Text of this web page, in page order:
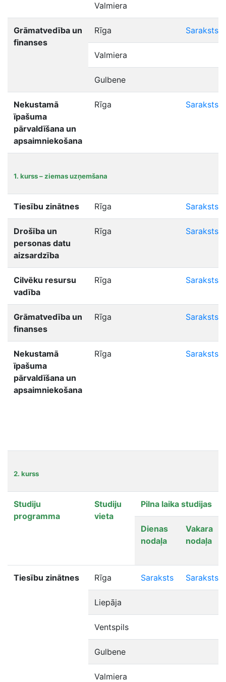
Valmiera
Grāmatvedība un
finanses
Rīga Saraksts
Valmiera
Gulbene
Nekustamā
īpašuma
pārvaldīšana un
apsaimniekošana
Rīga Saraksts
1. kurss – ziemas uzņemšana
Tiesību zinātnes Rīga Saraksts
Drošība un
personas datu
aizsardzība
Rīga Saraksts
Cilvēku resursu
vadība
Rīga Saraksts
Grāmatvedība un
finanses
Rīga Saraksts
Nekustamā
īpašuma
pārvaldīšana un
apsaimniekošana
Rīga Saraksts
2. kurss
Studiju
programma
Studiju
vieta
Pilna laika studijas
Dienas
nodaļa
Vakara
nodaļa
Tiesību zinātnes Rīga Saraksts Saraksts
Liepāja
Ventspils
Gulbene
Valmiera